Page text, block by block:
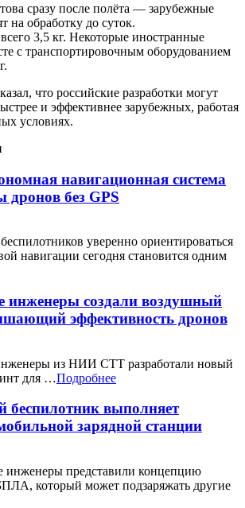
сразу после полёта — зарубежные
на обработку до суток.
3,5 кг. Некоторые иностранные
с транспортировочным оборудованием
что российские разработки могут
и эффективнее зарубежных, работая
условиях.
навигационная система
дронов без GPS
уверенно ориентироваться
навигации сегодня становится одним
инженеры создали воздушный
эффективность дронов
из НИИ СТТ разработали новый
для …Подробнее
беспилотник выполняет
зарядной станции
инженеры представили концепцию
который может подзаряжать другие